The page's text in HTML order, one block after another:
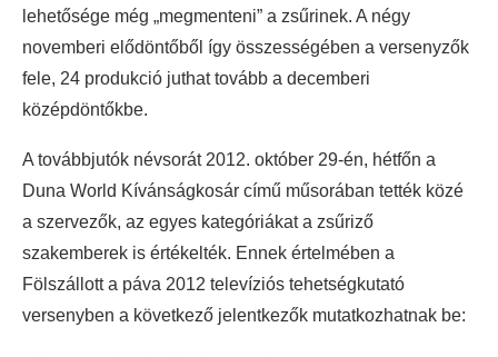
lehetősége még „megmenteni” a zsűrinek. A négy
novemberi elődöntőből így összességében a versenyzők
fele, 24 produkció juthat tovább a decemberi
középdöntőkbe.
A továbbjutók névsorát 2012. október 29-én, hétfőn a
Duna World Kívánságkosár című műsorában tették közé
a szervezők, az egyes kategóriákat a zsűriző
szakemberek is értékelték. Ennek értelmében a
Fölszállott a páva 2012 televíziós tehetségkutató
versenyben a következő jelentkezők mutatkozhatnak be: